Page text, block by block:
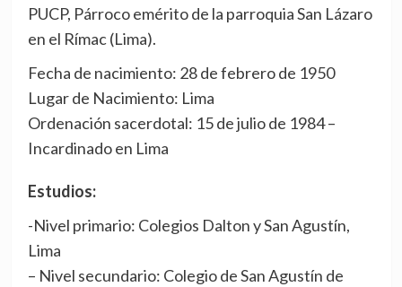
PUCP, Párroco emérito de la parroquia San Lázaro
en el Rímac (Lima).
Fecha de nacimiento: 28 de febrero de 1950
Lugar de Nacimiento: Lima
Ordenación sacerdotal: 15 de julio de 1984 –
Incardinado en Lima
Estudios:
-Nivel primario: Colegios Dalton y San Agustín,
Lima
– Nivel secundario: Colegio de San Agustín de